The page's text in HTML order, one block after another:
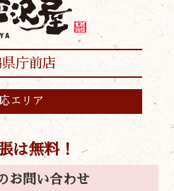
庁前店
エリア
は無料！
お問い合わせ